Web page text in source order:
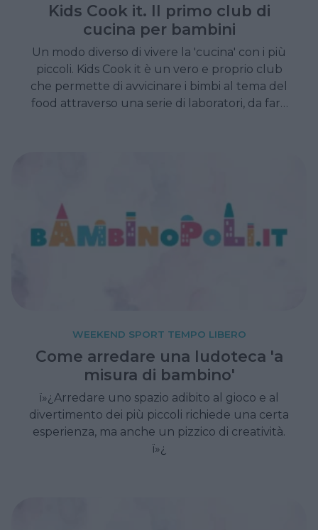
Kids Cook it. Il primo club di
cucina per bambini
Un modo diverso di vivere la 'cucina' con i più
piccoli. Kids Cook it è un vero e proprio club
che permette di avvicinare i bimbi al tema del
food attraverso una serie di laboratori, da fare
WEEKEND SPORT TEMPO LIBERO
Come arredare una ludoteca 'a
misura di bambino'
ï»¿Arredare uno spazio adibito al gioco e al
divertimento dei più piccoli richiede una certa
esperienza, ma anche un pizzico di creatività.
ï»¿